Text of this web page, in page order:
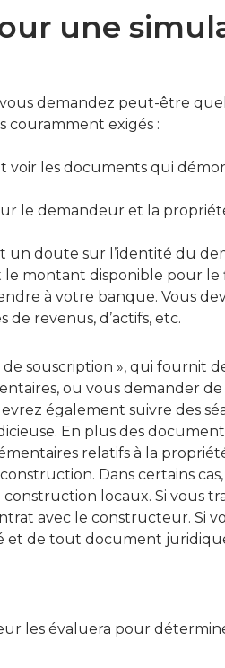
une
demandez peut-être
couramment exigés :
voir les documents qui
le demandeur et la
un doute sur l’identité du
montant disponible pour le
à votre banque. Vous
revenus, d’actifs, etc.
souscription », qui fournit
ou vous demander
également suivre des
En plus des
relatifs à la propriété.
Dans certains
locaux. Si vous
avec le constructeur. Si
et de tout document
les évaluera pour